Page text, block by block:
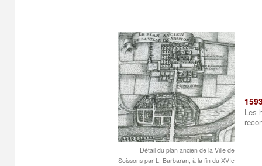
Détail du plan ancien de la Ville de
Soissons par L. Barbaran, à la fin du XVIe
Les